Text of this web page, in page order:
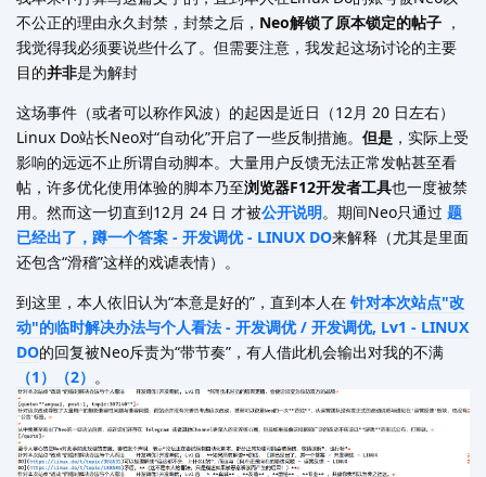
不公正的理由永久封禁，封禁之后， Neo解锁了原本锁定的帖子 ，
我觉得我必须要说些什么了。但需要注意，我发起这场讨论的主要
目的并非是为解封
这场事件（或者可以称作风波）的起因是近日（12月 20 日左右）
Linux Do站长Neo对“自动化”开启了一些反制措施。 但是 ，实际上受
影响的远远不止所谓自动脚本。大量用户反馈无法正常发帖甚至看
帖，许多优化使用体验的脚本乃至浏览器F12开发者工具也一度被禁
用。然而这一切直到12月 24 日 才被公开说明。期间Neo只通过 题
已经出了，蹲一个答案 - 开发调优 - LINUX DO来解释（尤其是里面
还包含“滑稽”这样的戏谑表情）。
到这里，本人依旧认为“本意是好的”，直到本人在 针对本次站点"改
动"的临时解决办法与个人看法 - 开发调优 / 开发调优, Lv1 - LINUX
DO的回复被Neo斥责为“带节奏”，有人借此机会输出对我的不满
（1）
（2） 。